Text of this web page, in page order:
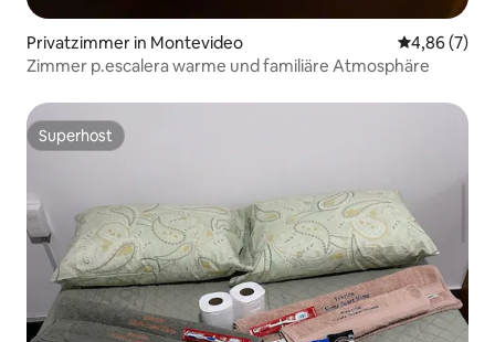
Privatzimmer in Montevideo
4,86 (7)
Zimmer p.escalera warme und familiäre Atmosphäre
Superhost
Superhost